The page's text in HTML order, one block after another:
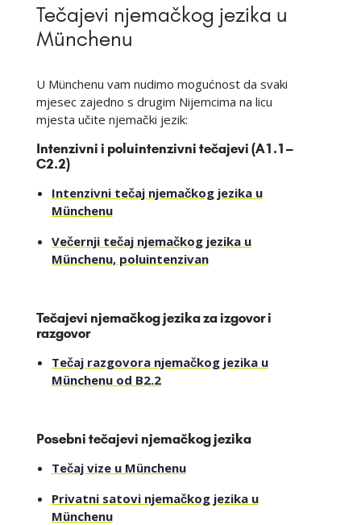
Tečajevi njemačkog jezika u
Münchenu
U Münchenu vam nudimo mogućnost da svaki
mjesec zajedno s drugim Nijemcima na licu
mjesta učite njemački jezik:
Intenzivni i poluintenzivni tečajevi (A1.1–
C2.2)
Intenzivni tečaj njemačkog jezika u
Münchenu
Večernji tečaj njemačkog jezika u
Münchenu, poluintenzivan
Tečajevi njemačkog jezika za izgovor i
razgovor
Tečaj razgovora njemačkog jezika u
Münchenu od B2.2
Posebni tečajevi njemačkog jezika
Tečaj vize u Münchenu
Privatni satovi njemačkog jezika u
Münchenu